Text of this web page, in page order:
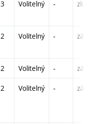
3 Volitelný - zk
2 Volitelný - zá
2 Volitelný - zá
2 Volitelný - zá